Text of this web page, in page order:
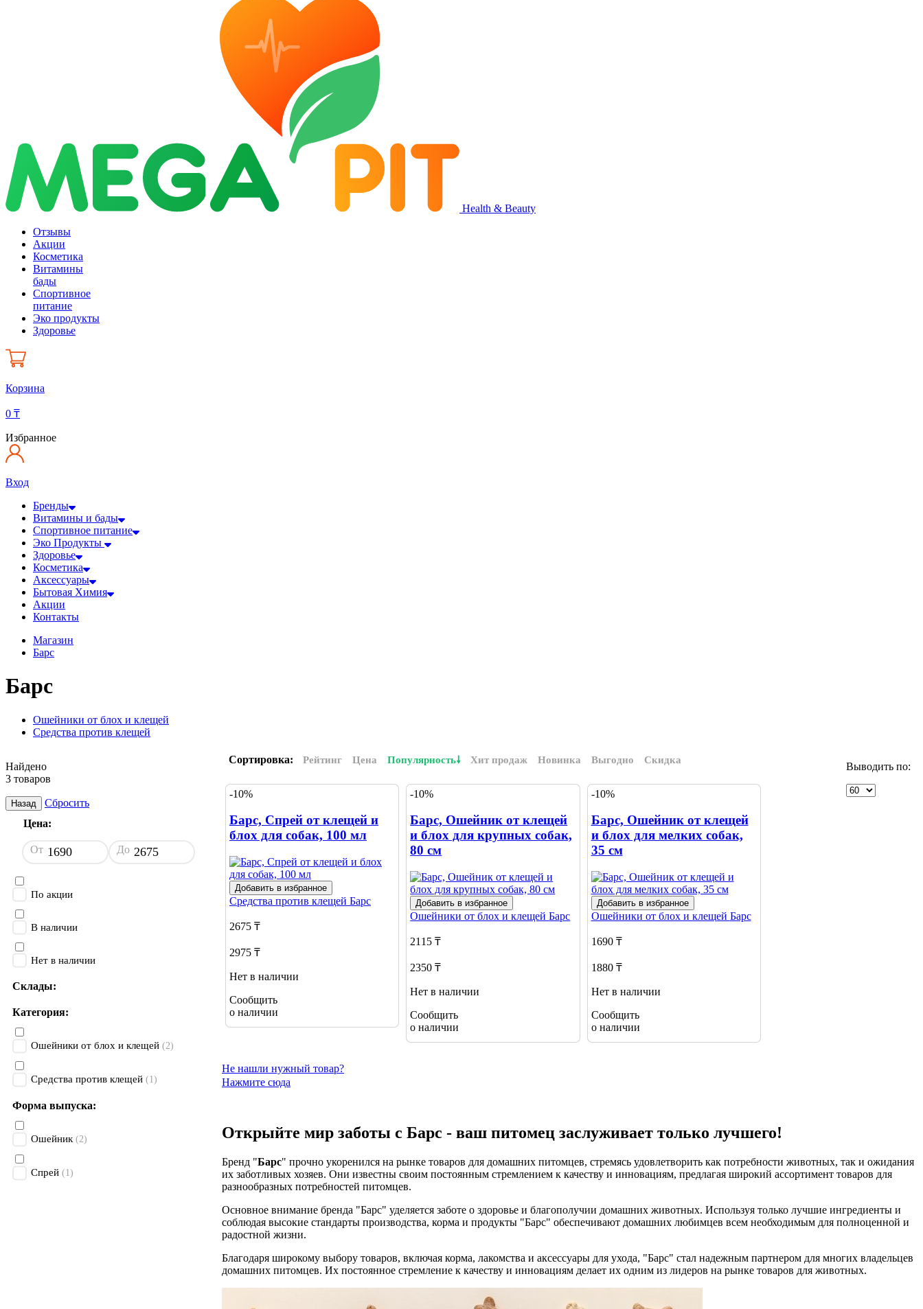
Health & Beauty
Отзывы
Акции
Косметика
Витамины
бады
Спортивное
питание
Эко продукты
Здоровье
Корзина
0 ₸
Избранное
Вход
Бренды
Витамины и бады
Спортивное питание
Эко Продукты
Здоровье
Косметика
Аксессуары
Бытовая Химия
Акции
Контакты
Магазин
Барс
Барс
Ошейники от блох и клещей
Средства против клещей
Сортировка: Рейтинг Цена Популярность Хит продаж Новинка Выгодно Скидка
Выводить по:
Найдено
3 товаров
Назад
Сбросить
Цена:
От До
По акции
В наличии
Нет в наличии
Склады:
Категория:
Ошейники от блох и клещей (2)
Средства против клещей (1)
Форма выпуска:
Ошейник(2)
Спрей (1)
-10%
Барс, Спрей от клещей и
блох для собак, 100 мл
Добавить в избранное
Средства против клещей Барс
2675 ₸
2975 ₸
Нет в наличии
Сообщить
о наличии
-10%
Барс, Ошейник от клещей
и блох для крупных собак,
80 см
Добавить в избранное
Ошейники от блох и клещейБарс
2115 ₸
2350 ₸
Нет в наличии
Сообщить
о наличии
-10%
Барс, Ошейник от клещей
и блох для мелких собак,
35 см
Добавить в избранное
Ошейники от блох и клещей Барс
1690 ₸
1880 ₸
Нет в наличии
Сообщить
о наличии
Не нашли нужный товар?
Нажмите сюда
Открыйте мир заботы с Барс - ваш питомец заслуживает только лучшего!
Бренд "Барс" прочно укоренился на рынке товаров для домашних питомцев, стремясь удовлетворить как потребности животных, так и ожидания
их заботливых хозяев. Они известны своим постоянным стремлением к качеству и инновациям, предлагая широкий ассортимент товаров для
разнообразных потребностей питомцев.
Основное внимание бренда "Барс" уделяется заботе о здоровье и благополучии домашних животных. Используя только лучшие ингредиенты и
соблюдая высокие стандарты производства, корма и продукты "Барс" обеспечивают домашних любимцев всем необходимым для полноценной и
радостной жизни.
Благодаря широкому выбору товаров, включая корма, лакомства и аксессуары для ухода, "Барс" стал надежным партнером для многих владельцев
домашних питомцев. Их постоянное стремление к качеству и инновациям делает их одним из лидеров на рынке товаров для животных.